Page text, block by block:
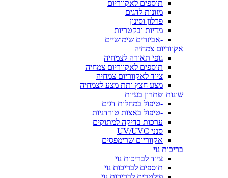
תוספים לאקווריום
מזונות לדגים
פרלון וסינון
מדיות ובקטריות
-אביזרים שימושיים
אקווריום צמחיה
גופי תאורה לצמחיה
תוספים לאקווריום צמחיה
ציוד לאקווריום צמחיה
מצע חצץ ותת מצע לצמחיה
שונות ופתרון בעיות
-טיפול במחלות דגים
-טיפול באצות טורדניות
ערכות בדיקה למתוקים
סנני UV/UVC
אקווריום שרימפסים
בריכות נוי
ציוד לבריכות נוי
תוספים לבריכות נוי